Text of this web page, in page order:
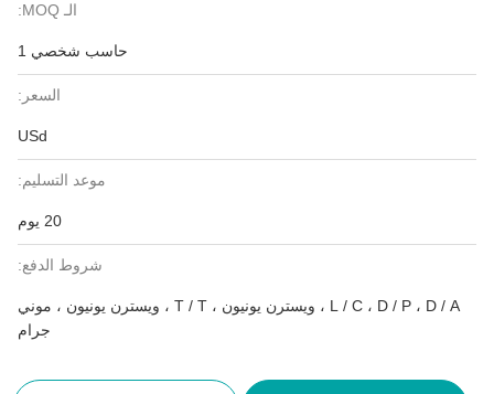
الـ MOQ:
حاسب شخصي 1
السعر:
USd
موعد التسليم:
20 يوم
شروط الدفع:
L / C ، D / P ، D / A ، ويسترن يونيون ، T / T ، ويسترن يونيون ، موني
جرام